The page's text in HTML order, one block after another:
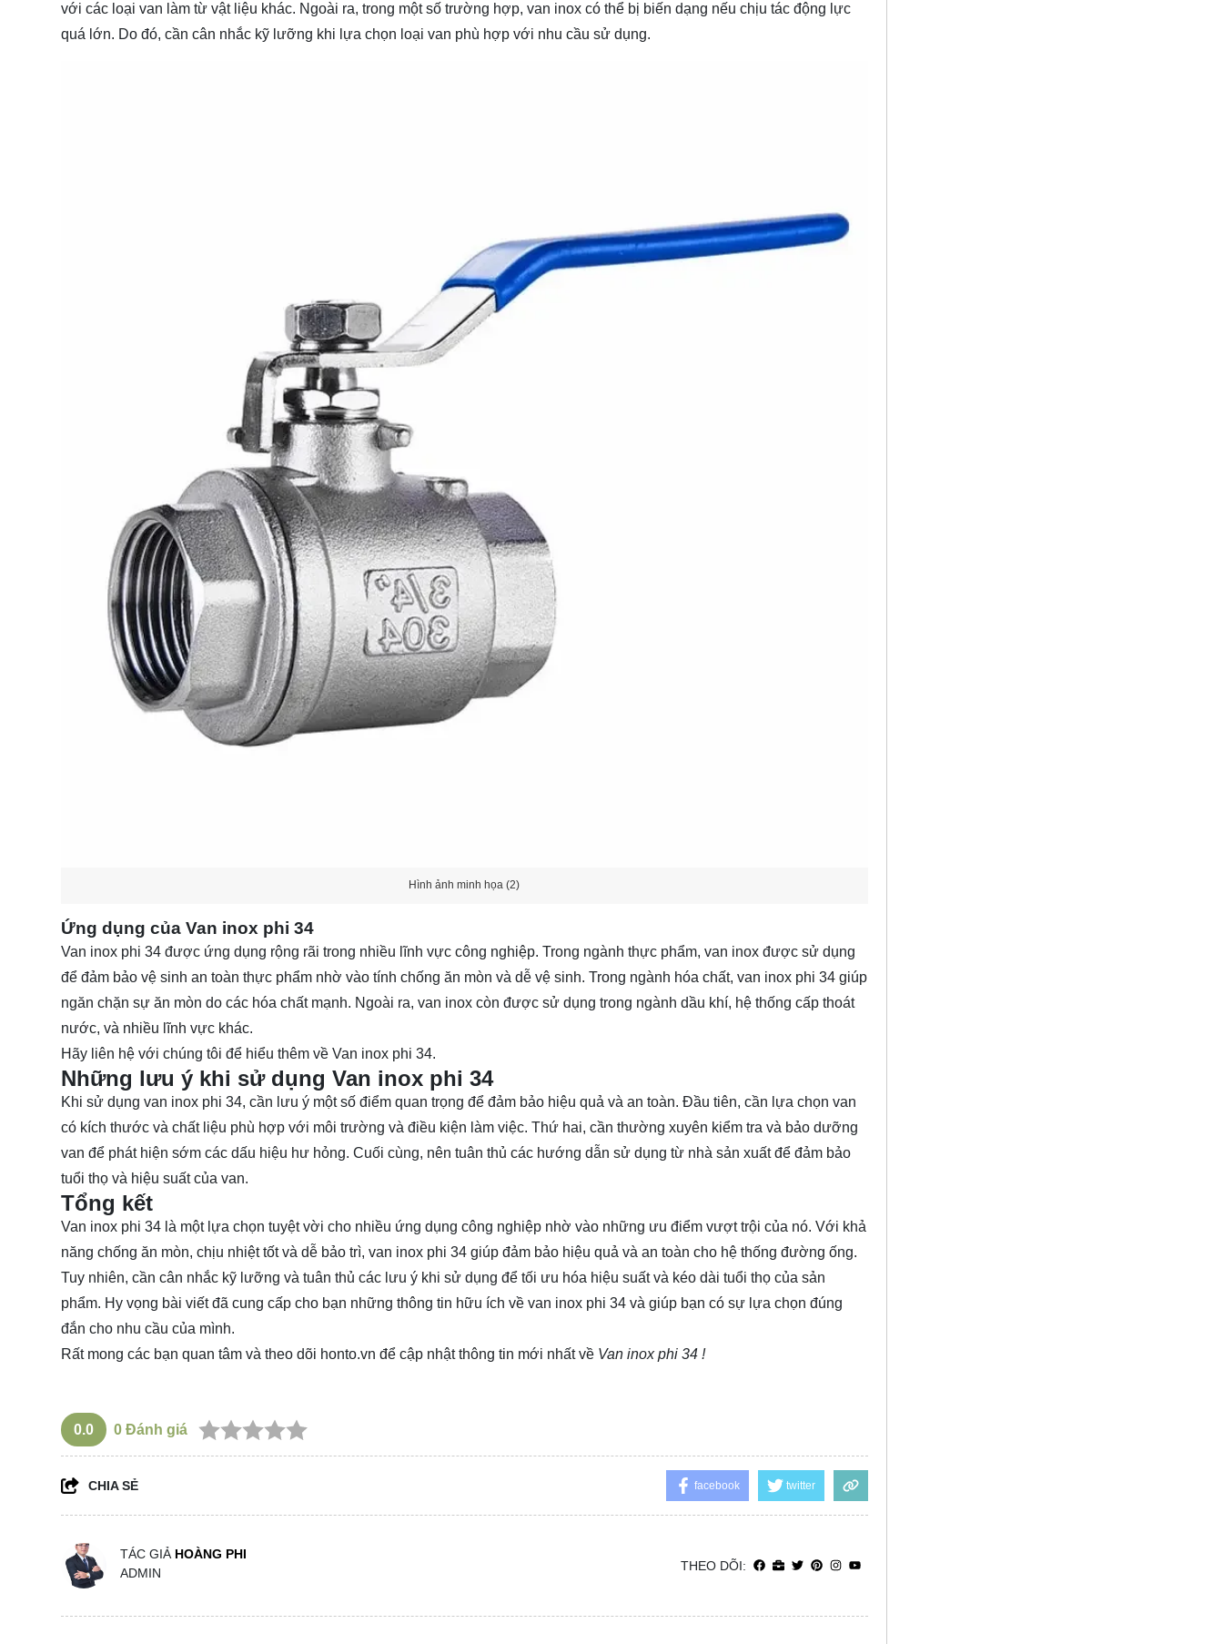
với các loại van làm từ vật liệu khác. Ngoài ra, trong một số trường hợp, van inox có thể bị biến dạng nếu chịu tác động lực
quá lớn. Do đó, cần cân nhắc kỹ lưỡng khi lựa chọn loại van phù hợp với nhu cầu sử dụng.
Hình ảnh minh họa (2)
Ứng dụng của Van inox phi 34
Van inox phi 34 được ứng dụng rộng rãi trong nhiều lĩnh vực công nghiệp. Trong ngành thực phẩm, van inox được sử dụng
để đảm bảo vệ sinh an toàn thực phẩm nhờ vào tính chống ăn mòn và dễ vệ sinh. Trong ngành hóa chất, van inox phi 34 giúp
ngăn chặn sự ăn mòn do các hóa chất mạnh. Ngoài ra, van inox còn được sử dụng trong ngành dầu khí, hệ thống cấp thoát
nước, và nhiều lĩnh vực khác.
Hãy liên hệ với chúng tôi để hiểu thêm về Van inox phi 34.
Những lưu ý khi sử dụng Van inox phi 34
Khi sử dụng van inox phi 34, cần lưu ý một số điểm quan trọng để đảm bảo hiệu quả và an toàn. Đầu tiên, cần lựa chọn van
có kích thước và chất liệu phù hợp với môi trường và điều kiện làm việc. Thứ hai, cần thường xuyên kiểm tra và bảo dưỡng
van để phát hiện sớm các dấu hiệu hư hỏng. Cuối cùng, nên tuân thủ các hướng dẫn sử dụng từ nhà sản xuất để đảm bảo
tuổi thọ và hiệu suất của van.
Tổng kết
Van inox phi 34 là một lựa chọn tuyệt vời cho nhiều ứng dụng công nghiệp nhờ vào những ưu điểm vượt trội của nó. Với khả
năng chống ăn mòn, chịu nhiệt tốt và dễ bảo trì, van inox phi 34 giúp đảm bảo hiệu quả và an toàn cho hệ thống đường ống.
Tuy nhiên, cần cân nhắc kỹ lưỡng và tuân thủ các lưu ý khi sử dụng để tối ưu hóa hiệu suất và kéo dài tuổi thọ của sản
phẩm. Hy vọng bài viết đã cung cấp cho bạn những thông tin hữu ích về van inox phi 34 và giúp bạn có sự lựa chọn đúng
đắn cho nhu cầu của mình.
Rất mong các bạn quan tâm và theo dõi honto.vn để cập nhật thông tin mới nhất về Van inox phi 34 !
0.0 0 Đánh giá
CHIA SẺ facebook twitter
TÁC GIẢ HOÀNG PHI
ADMIN
THEO DÕI: